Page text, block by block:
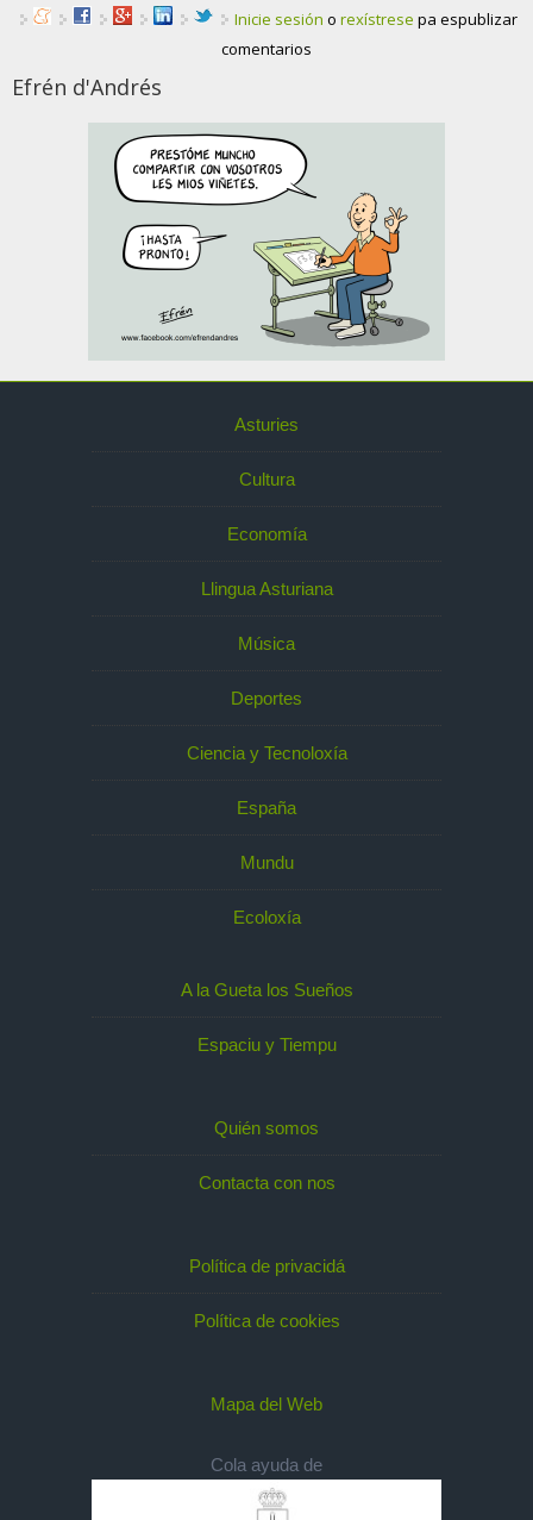
Inicie sesión o rexístrese pa espublizar
comentarios
Efrén d'Andrés
Asturies
Cultura
Economía
Llingua Asturiana
Música
Deportes
Ciencia y Tecnoloxía
España
Mundu
Ecoloxía
A la Gueta los Sueños
Espaciu y Tiempu
Quién somos
Contacta con nos
Política de privacidá
Política de cookies
Mapa del Web
Cola ayuda de